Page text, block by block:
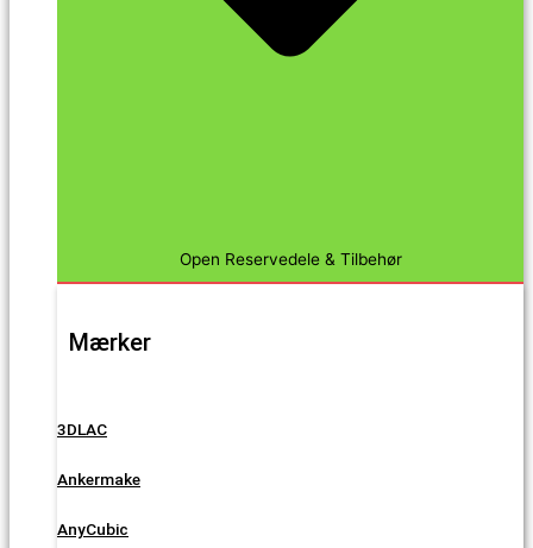
Open Reservedele & Tilbehør
Mærker
3DLAC
Ankermake
AnyCubic